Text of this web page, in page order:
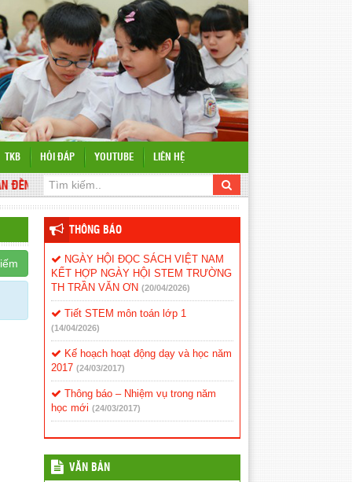
TKB HỎI ĐÁP YOUTUBE LIÊN HỆ
VỚI WEBSITE TRƯỜNG
THÔNG BÁO
NGÀY HỘI ĐỌC SÁCH VIỆT NAM
KẾT HỢP NGÀY HỘI STEM TRƯỜNG
TH TRẦN VĂN ƠN (20/04/2026)
Tiết STEM môn toán lớp 1
(14/04/2026)
Kế hoạch hoạt động dạy và học năm
2017 (24/03/2017)
Thông báo – Nhiệm vụ trong năm
học mới (24/03/2017)
VĂN BẢN